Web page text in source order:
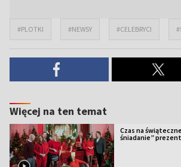
#PLOTKI #NEWSY #CELEBRYCI
Więcej na ten temat
Czas na
śniadanie”